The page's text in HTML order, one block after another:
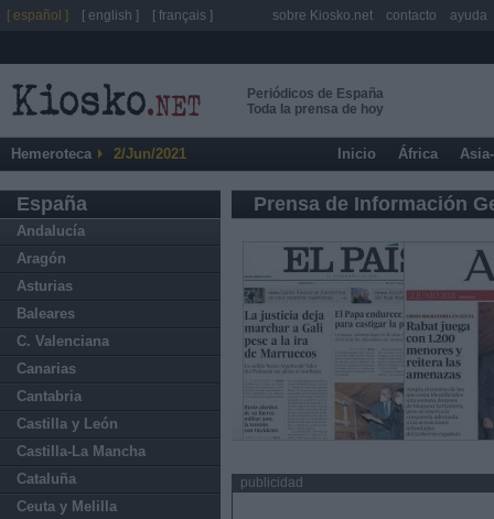
Periódicos de España
Toda la prensa de hoy
Hemeroteca 2/Jun/2021 Inicio África
España
Andalucía
Aragón
Asturias
Baleares
C. Valenciana
Canarias
Cantabria
Castilla y León
Castilla-La Mancha
Cataluña
Ceuta y Melilla
Prensa de Información
publicidad
[ español ] [ english ] [ français ] sobre Kiosko.net contacto ayuda